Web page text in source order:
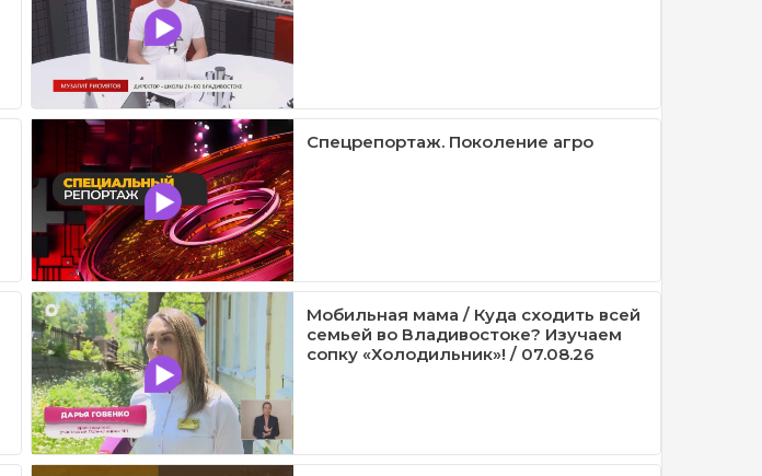
Спецрепортаж. Поколение агро
Мобильная мама / Куда сходить всей
семьей во Владивостоке? Изучаем
сопку «Холодильник»! / 07.08.26